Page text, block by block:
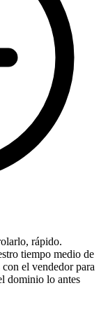
rápido.
tiempo medio de
el vendedor para
dominio lo antes